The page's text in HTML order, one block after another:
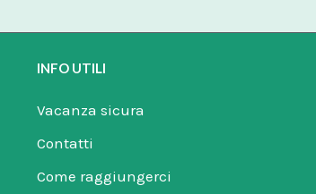
INFO UTILI
Vacanza sicura
Contatti
Come raggiungerci